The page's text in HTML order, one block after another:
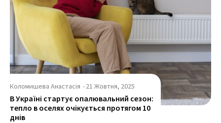
Коломишева Анастасія -21 Жовтня, 2025
В Україні стартує опалювальний сезон:
тепло в оселях очікується протягом 10
днів